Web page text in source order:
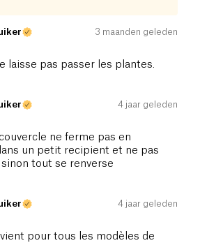
3 maanden geleden
laisse pas passer les plantes.
4 jaar geleden
ne ferme pas en
un petit recipient et ne pas
tout se renverse
4 jaar geleden
pour tous les modèles de